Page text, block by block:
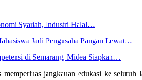
Syariah, Industri Halal…
Jadi Pengusaha Pangan Lewat…
di Semarang, Midea Siapkan…
jangkauan edukasi ke